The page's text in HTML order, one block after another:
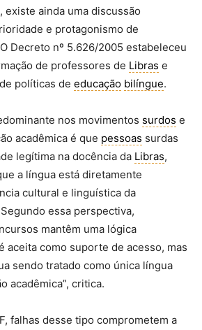
, existe ainda uma discussão
e protagonismo de
Decreto nº 5.626/2005 estabeleceu
de professores de Libras e
políticas de educação bilíngue.
nos movimentos surdos e
acadêmica é que pessoas surdas
legítima na docência da Libras,
a língua está diretamente
cultural e linguística da
essa perspectiva,
mantêm uma lógica
aceita como suporte de acesso, mas
sendo tratado como única língua
acadêmica”, critica.
falhas desse tipo comprometem a